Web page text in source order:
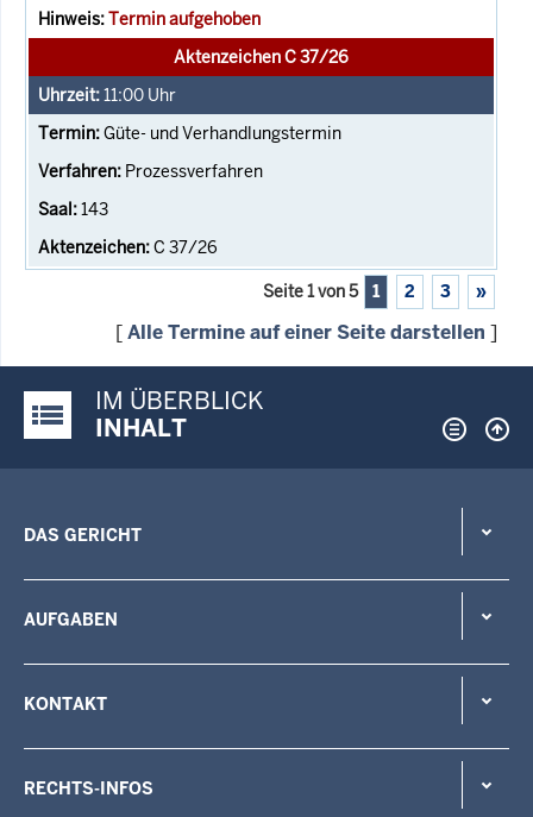
Termin aufgehoben
Aktenzeichen C 37/26
11:00 Uhr
Güte- und Verhandlungstermin
Prozessverfahren
143
C 37/26
Seite 1 von 5 1 2 3 »
[Alle Termine auf einer Seite darstellen ]
Justiz-Portal im Überblick:
IM ÜBERBLICK
INHALT
DAS GERICHT
AUFGABEN
KONTAKT
RECHTS-INFOS